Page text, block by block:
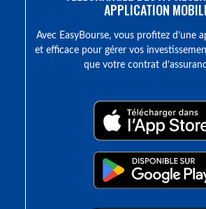
APPLICATION
Avec EasyBourse, vous profitez d’une
et efficace pour gérer vos
que votre contrat